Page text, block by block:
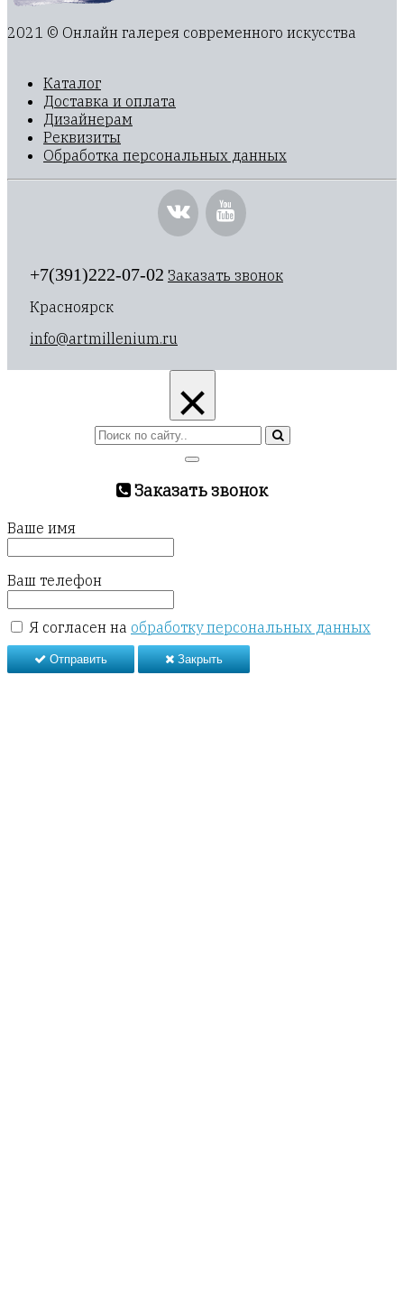
2021 © Онлайн галерея современного искусства
Каталог
Доставка и оплата
Дизайнерам
Реквизиты
Обработка персональных данных
+7(391)222-07-02 Заказать звонок
Красноярск
info@artmillenium.ru
×
Заказать звонок
Ваше имя
Ваш телефон
Я согласен на обработку персональных данных
Отправить Закрыть